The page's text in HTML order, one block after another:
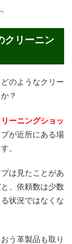
。
クリーニン
のようなクリー
？
ーニングショッ
が近所にある場
。
は見たことがあ
、依頼数は少数
状況ではなくな
う革製品も取り